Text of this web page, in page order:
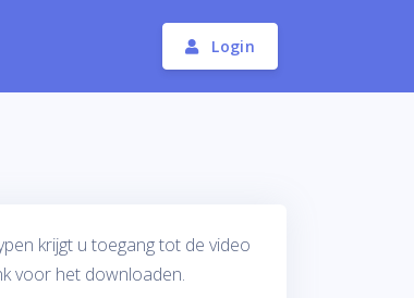
Login
krijgt u toegang tot de video
voor het downloaden.